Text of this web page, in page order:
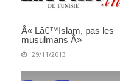
Â« Lâ€™Islam, pas les
musulmans Â»
29/11/2013